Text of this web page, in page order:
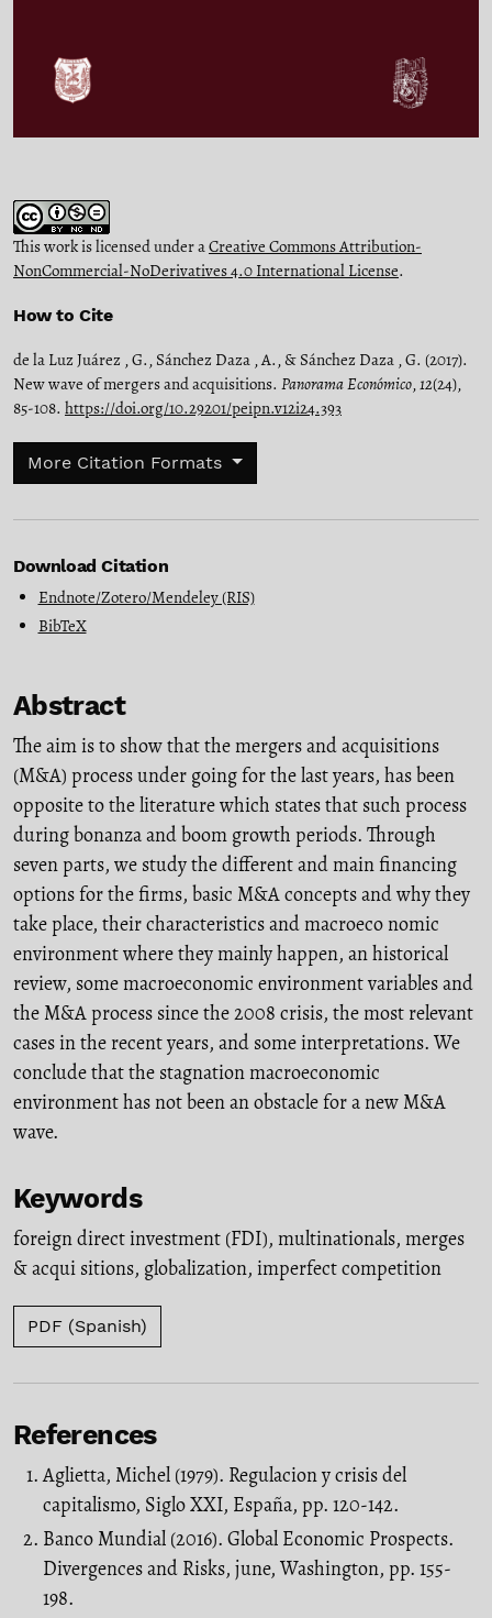
This work is licensed under aCreative Commons Attribution-
NonCommercial-NoDerivatives 4.0 International License.
How to Cite
de la Luz Juárez , G., Sánchez Daza , A., & Sánchez Daza , G. (2017).
New wave of mergers and acquisitions. Panorama Económico,12(24),
85-108. https://doi.org/10.29201/peipn.v12i24.393
More Citation Formats
Download Citation
Endnote/Zotero/Mendeley (RIS)
BibTeX
Abstract
The aim is to show that the mergers and acquisitions
(M&A) process under going for the last years, has been
opposite to the literature which states that such process
during bonanza and boom growth periods. Through
seven parts, we study the different and main financing
options for the firms, basic M&A concepts and why they
take place, their characteristics and macroeco nomic
environment where they mainly happen, an historical
review, some macroeconomic environment variables and
the M&A process since the 2008 crisis, the most relevant
cases in the recent years, and some interpretations. We
conclude that the stagnation macroeconomic
environment has not been an obstacle for a new M&A
wave.
Keywords
foreign direct investment (FDI), multinationals, merges
& acqui sitions, globalization, imperfect competition
PDF (Spanish)
References
Aglietta, Michel (1979). Regulacion y crisis del
capitalismo, Siglo XXI, España, pp. 120-142.
Banco Mundial (2016). Global Economic Prospects.
Divergences and Risks, june, Washington, pp. 155-
198.